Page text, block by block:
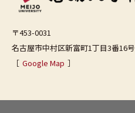
〒453-0031
名古屋市中村区新富町1丁目3番16号
［ Google Map ］